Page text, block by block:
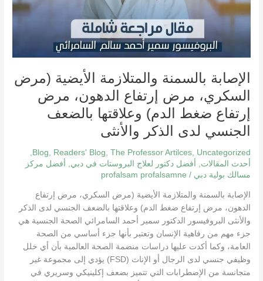
الإصابة بالسمنة والمتلازمة الأيضية (مرض
السكري، مرض إرتفاع الدهون، مرض
إرتفاع ضغط الدم) وعلاقتها بالضعف
الجنسي لدى الذكر والأنثى
Blog Readers' Blog The Professor Artilces, Uncategorized
أحدث المقالات
أفضل دكتور لعلاج البروستات في دبي
أفضل مركز
مسالك بولية دبي /
profalsam profalsamne
الإصابة بالسمنة والمتلازمة الأيضية (مرض السكري، مرض إرتفاع
الدهون، مرض إرتفاع ضغط الدم) وعلاقتها بالضعف الجنسي لدى الذكر
والأنثى البروفيسور الدكتور سمير أحمد السامرائي الصحة الجنسية هي
جزء مهم من رفاهية الإنسان وتعتبر بأنها جزء أساسي من الصحة
العامة، وكما أكدت عليها دراسات منضمة الصحة العالمية بأن أي خلل
وظيفي جنسي لدى الرجال أو الإناث (FSD) يؤدي إلى مجموعة غير
متجانسة من الإضطرابات التي تتميز بضعف إكلينيكي وسريري في
بالضعف
الجنسي
لدى
والأنثى